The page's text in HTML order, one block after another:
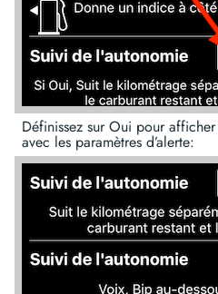
Définissez sur Oui pour
avec les paramètres d’alerte: